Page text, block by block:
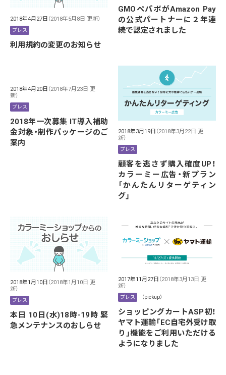
2018年4月27日 （2018年5月8日 更新）
プレス
利用規約の変更のお知らせ
GMOペパボがAmazon Pay
の公式パートナーに２年連
続で認定されました
2018年4月20日 （2018年7月23日 更
新）
プレス
2018年一次募集 IT導入補助
金対象・制作パッケージのご
案内
2018年3月19日 （2018年3月22日 更
新）
プレス
顧客を逃さず購入確度UP！
カラーミー広告・新プラン
「かんたんリターゲティン
グ」
2018年1月10日 （2018年1月10日 更
新）
プレス
本日 10日(水)18時-19時 緊
急メンテナンスのおしらせ
2017年11月27日 （2018年3月13日 更
新）
プレス （pickup）
ショッピングカートASP初！
ヤマト運輸「EC自宅外受け取
り」機能をご利用いただける
ようになりました